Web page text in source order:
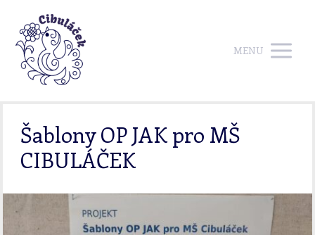
MENU
Šablony OP JAK pro MŠ
CIBULÁČEK